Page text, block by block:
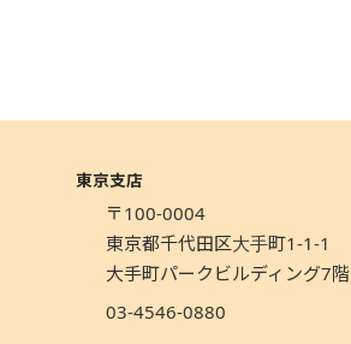
東京支店
〒100-0004
東京都千代田区大手町1-1-1
大手町パークビルディング7階
03-4546-0880